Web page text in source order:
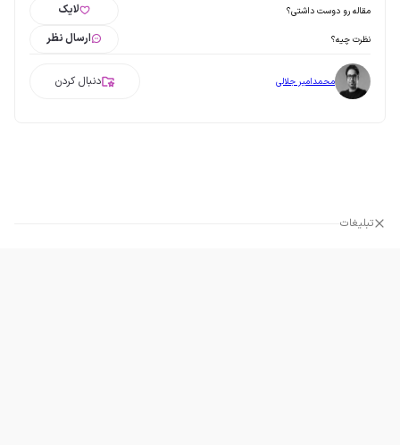
مقاله رو دوست داشتی؟ لایک
نظرت چیه؟ ارسال نظر
محمدامیر جلالی دنبال کردن
تبلیغات